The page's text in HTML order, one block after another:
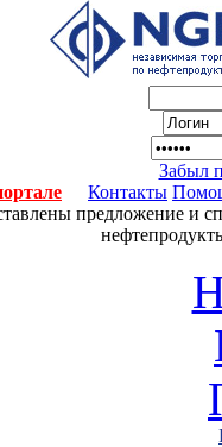
Забыл
Контакты
предложение и